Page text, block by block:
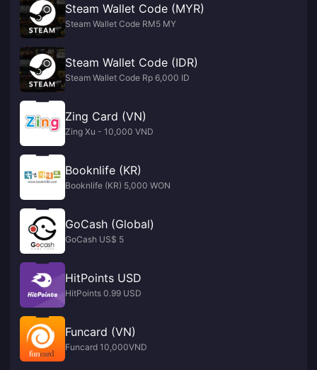
Steam Wallet Code (MYR)
Steam Wallet Code RM5 MY
Steam Wallet Code (IDR)
Steam Wallet Code Rp 6,000 ID
Zing Card (VN)
Zing Xu - 10,000 VND
Booknlife (KR)
Booknlife (KR) 5,000 WON
GoCash (Global)
GoCash US$ 5
HitPoints USD
HitPoints 0.99 USD
Funcard (VN)
Funcard 10,000VND